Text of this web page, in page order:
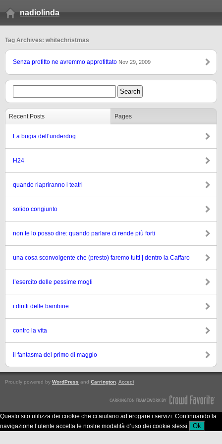
nadiolinda
Tag Archives: whitechristmas
Senza profitto ne avremmo approfittato Nov 29, 2009
Recent Posts Pages
La bugia dell’underdog
H24
quando riapriranno i teatri
solido congiunto
non te lo posso dire: quando parlare ci rende più forti
una cosa sconvolgente che (presto) faremo tutti | dentro la Caffaro
l’esercito delle pessime mogli
i diritti delle bambine
contro la vita
il fantasma del primo di maggio
Proudly powered by WordPress and Carrington Accedi
Questo sito utilizza dei cookie che ci aiutano ad erogare i servizi. Continuando la
navigazione l’utente accetta le nostre modalità d’uso dei cookie stessi. Ok